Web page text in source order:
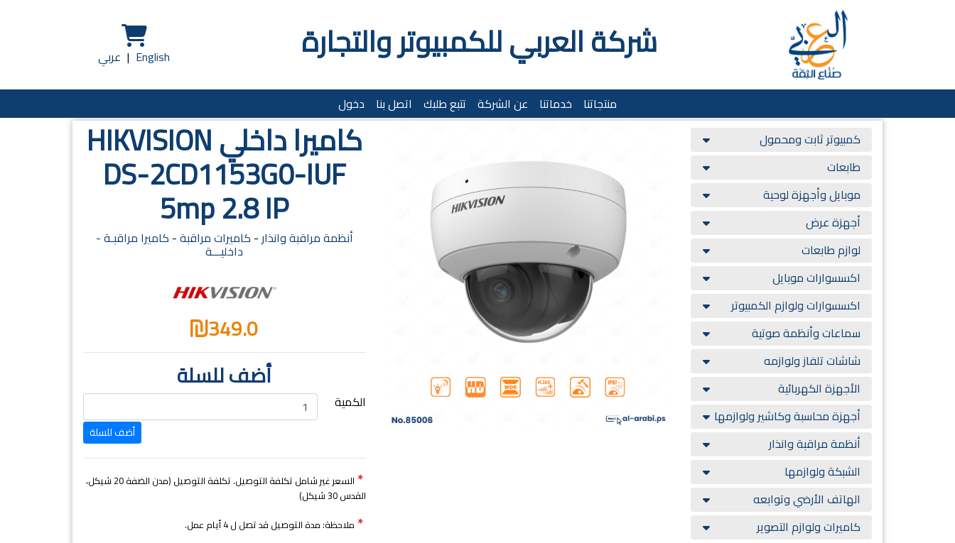
شركة العربي للكمبيوتر والتجارة English
| عربي
منتجاتنا خدماتنا عن الشركة تتبع طلبك اتصل بنا دخول
كمبيوتر ثابت ومحمول
طابعات
موبايل وأجهزة لوحية
أجهزة عرض
لوازم طابعات
اكسسوارات موبايل
اكسسوارات ولوازم الكمبيوتر
سماعات وأنظمة صوتية
شاشات تلفاز ولوازمه
الأجهزة الكهربائية
أجهزة محاسبة وكاشير ولوازمها
أنظمة مراقبة وانذار
الشبكة ولوازمها
الهاتف الأرضي وتوابعه
كاميرات ولوازم التصوير
كاميرا داخلي HIKVISION
DS-2CD1153G0-IUF
5mp 2.8 IP
أنظمة مراقبة وانذار- كاميرات مراقبة- كاميرا مراقبـة -
داخليـــة
349.0
أضف للسلة
الكمية
*
السعر غير شامل تكلفة التوصيل. تكلفة التوصيل (مدن الضفة 20 شيكل،
القدس 30 شيكل)
* ملاحظة: مدة التوصيل قد تصل ل 4 أيام عمل.